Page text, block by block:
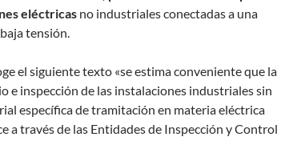
eléctricas no industriales conectadas a una
tensión.
el siguiente texto «se estima conveniente que la
e inspección de las instalaciones industriales sin
específica de tramitación en materia eléctrica
a través de las Entidades de Inspección y Control